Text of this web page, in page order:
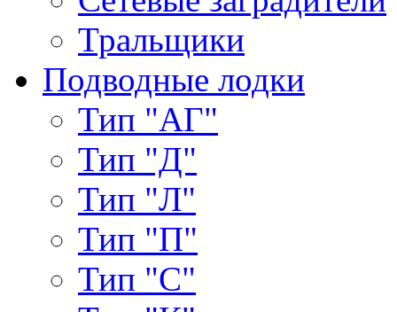
Тральщики
Подводные лодки
Тип "АГ"
Тип "Д"
Тип "Л"
Тип "П"
Тип "С"